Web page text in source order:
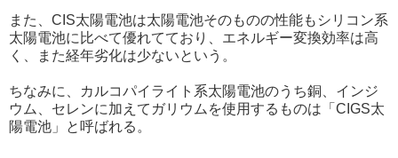
また、CIS太陽電池は太陽電池そのものの性能もシリコン系
太陽電池に比べて優れてており、エネルギー変換効率は高
く、また経年劣化は少ないという。
ちなみに、カルコパイライト系太陽電池のうち銅、インジ
ウム、セレンに加えてガリウムを使用するものは「CIGS太
陽電池」と呼ばれる。